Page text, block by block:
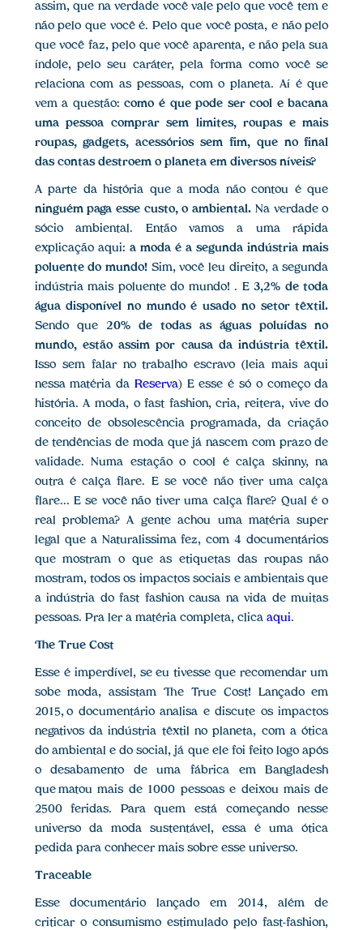
assim, que na verdade você vale pelo que você tem e
não pelo que você é. Pelo que você posta, e não pelo
que você faz, pelo que você aparenta, e não pela sua
índole, pelo seu caráter, pela forma como você se
relaciona com as pessoas, com o planeta. Aí é que
vem a questão:como é que pode ser cool e bacana
uma pessoa comprar sem limites, roupas e mais
roupas, gadgets, acessórios sem fim, que no final
das contas destroem o planeta em diversos níveis?
A parte da história que a moda não contou é que
ninguém paga esse custo, o ambiental. Na verdade o
sócio ambiental. Então vamos a uma rápida
explicação aqui: a moda é a segunda indústria mais
poluente do mundo! Sim, você leu direito, a segunda
indústria mais poluente do mundo! . E3,2% de toda
água disponível no mundo é usado no setor têxtil.
Sendo que 20% de todas as águas poluídas no
mundo, estão assim por causa da indústria têxtil.
Isso sem falar no trabalho escravo (leia mais aqui
nessa matéria da Reserva) E esse é só o começo da
história. A moda, o fast fashion, cria, reitera, vive do
conceito de obsolescência programada, da criação
de tendências de moda que já nascem com prazo de
validade. Numa estação o cool é calça skinny, na
outra é calça flare. E se você não tiver uma calça
flare... E se você não tiver uma calça flare? Qual é o
real problema? A gente achou uma matéria super
legal que a Naturalissima fez, com 4 documentários
que mostram o que as etiquetas das roupas não
mostram, todos os impactos sociais e ambientais que
a indústria do fast fashion causa na vida de muitas
pessoas. Pra ler a matéria completa, clica aqui.
The True Cost
Esse é imperdível, se eu tivesse que recomendar um
sobe moda, assistam The True Cost! Lançado em
2015, o documentário analisa e discute os impactos
negativos da indústria têxtil no planeta, com a ótica
do ambiental e do social, já que ele foi feito logo após
o desabamento de uma fábrica em Bangladesh
que matou mais de 1000 pessoas e deixou mais de
2500 feridas. Para quem está começando nesse
universo da moda sustentável, essa é uma ótica
pedida para conhecer mais sobre esse universo.
Traceable
Esse documentário lançado em 2014, além de
criticar o consumismo estimulado pelo fast-fashion,